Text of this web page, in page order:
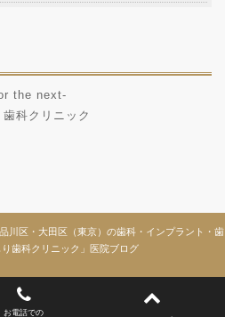
the next-
科クリニック
川区・大田区（東京）の歯科・インプラント・歯
歯科クリニック」医院ブログ
お電話での